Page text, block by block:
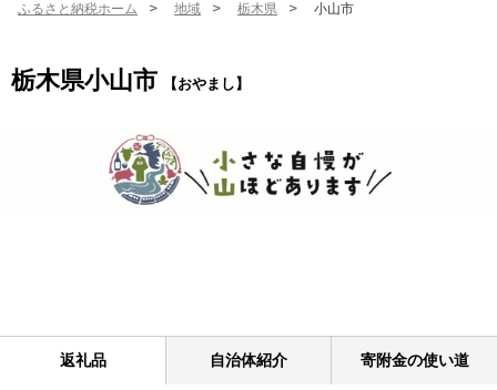
ふるさと納税ホーム 地域 栃木県 小山市
栃木県小山市 【おやまし】
返礼品 自治体紹介 寄附金の使い道